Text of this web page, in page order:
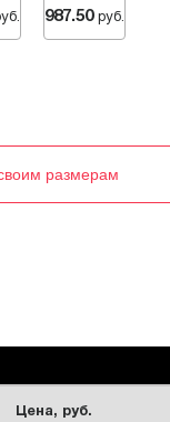
987.50руб.
размерам
Цена, руб.